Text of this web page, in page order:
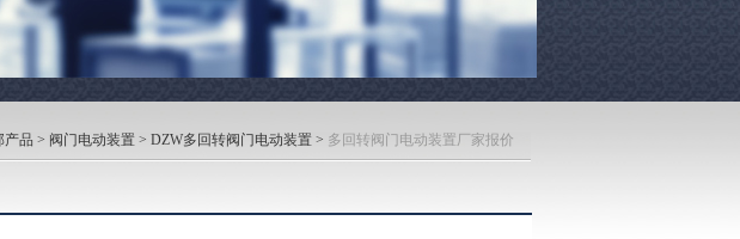
产品 > 阀门电动装置 > DZW多回转阀门电动装置 > 多回转阀门电动装置厂家报价